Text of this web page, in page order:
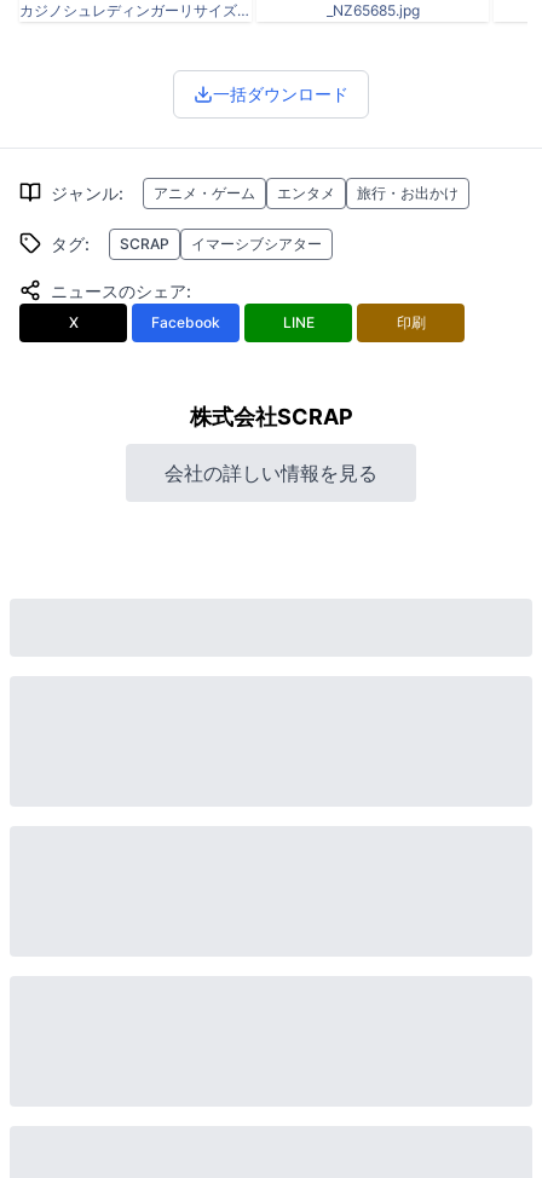
カジノシュレディンガーリサイズ_1280x720 (1).png _NZ65685.jpg
一括ダウンロード
ジャンル: アニメ・ゲーム エンタメ 旅行・お出かけ
タグ: SCRAP イマーシブシアター
ニュースのシェア:
X Facebook LINE 印刷
株式会社SCRAP
会社の詳しい情報を見る